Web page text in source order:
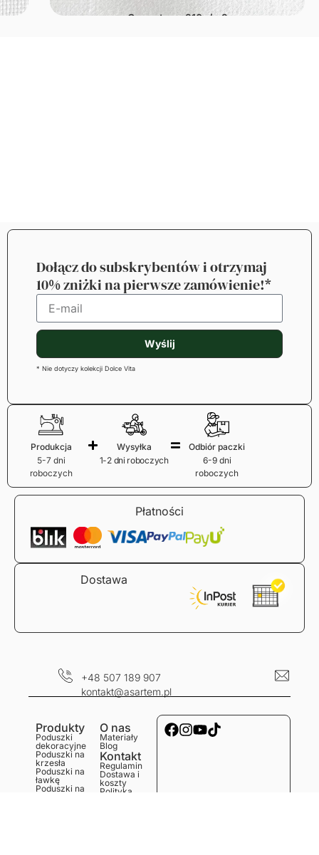
Gramatura: 210g/m2
Dołącz do subskrybentów i otrzymaj
10% zniżki na pierwsze zamówienie!*
Wyślij
* Nie dotyczy kolekcji Dolce Vita
Produkcja
5-7 dni
roboczych
Wysyłka
1-2 dni roboczych
Odbiór paczki
6-9 dni
roboczych
Płatności
Dostawa
+48 507 189 907
kontakt@asartem.pl
Produkty
Poduszki
dekoracyjne
Poduszki na
krzesła
Poduszki na
ławkę
Poduszki na
O nas
Materiały
Blog
Kontakt
Regulamin
Dostawa i
koszty
Polityka